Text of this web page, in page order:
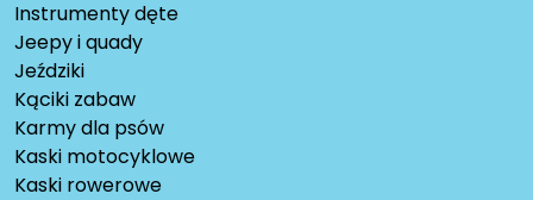
Instrumenty dęte
Jeepy i quady
Jeździki
Kąciki zabaw
Karmy dla psów
Kaski motocyklowe
Kaski rowerowe